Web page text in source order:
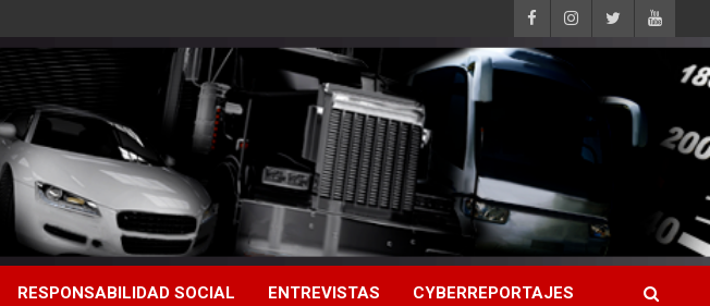
RESPONSABILIDAD SOCIAL ENTREVISTAS CYBERREPORTAJES